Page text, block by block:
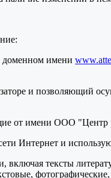
доменном имени
и позволяющий
от имени ООО "Центр
Интернет и
включая тексты